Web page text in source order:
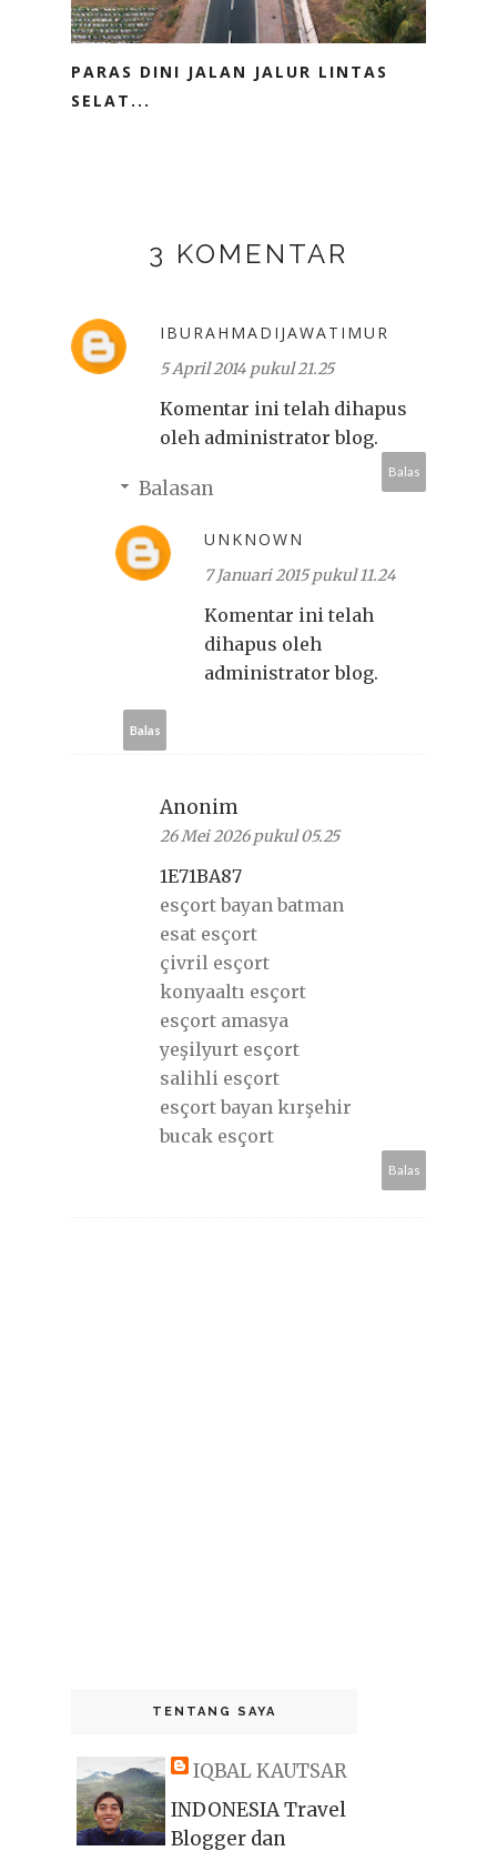
PARAS DINI JALAN JALUR LINTAS
SELAT...
3 KOMENTAR
IBURAHMADIJAWATIMUR
5 April 2014 pukul 21.25
Komentar ini telah dihapus
oleh administrator blog.
Balas
Balasan
UNKNOWN
7 Januari 2015 pukul 11.24
Komentar ini telah
dihapus oleh
administrator blog.
Balas
Anonim
26 Mei 2026 pukul 05.25
1E71BA87
esçort bayan batman
esat esçort
çivril esçort
konyaaltı esçort
esçort amasya
yeşilyurt esçort
salihli esçort
esçort bayan kırşehir
bucak esçort
Balas
TENTANG SAYA
IQBAL KAUTSAR
INDONESIA Travel
Blogger dan